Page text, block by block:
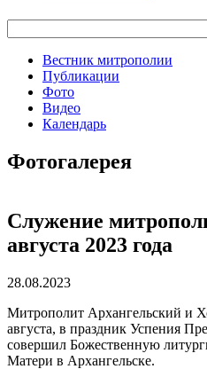
Вестник митрополии
Публикации
Фото
Видео
Календарь
Фотогалерея
Служение
августа 2023 года
28.08.2023
Митрополит Архангельский и
августа, в праздник Успения
совершил Божественную
Матери в Архангельске.